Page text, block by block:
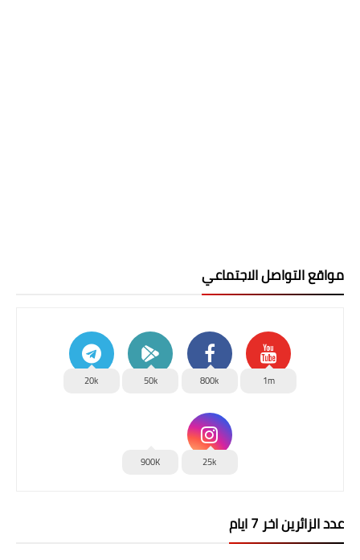
مواقع التواصل الاجتماعي
1m
800k
50k
20k
25k
900K
عدد الزائرين اخر 7 ايام